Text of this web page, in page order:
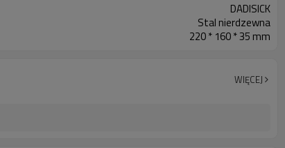
DADISICK
Stal nierdzewna
220 * 160 * 35 mm
WIĘCEJ